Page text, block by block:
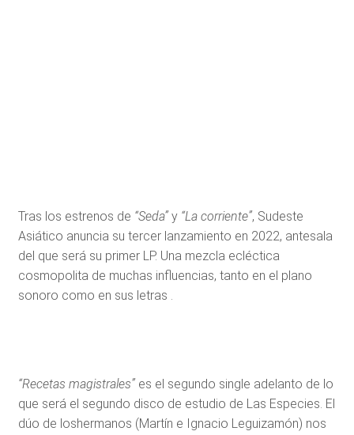
Tras los estrenos de “Seda”y “La corriente”, Sudeste
Asiático anuncia su tercer lanzamiento en 2022, antesala
del que será su primer LP. Una mezcla ecléctica
cosmopolita de muchas influencias, tanto en el plano
sonoro como en sus letras .
“Recetas magistrales”es el segundo single adelanto de lo
que será el segundo disco de estudio de Las Especies. El
dúo de loshermanos (Martín e Ignacio Leguizamón) nos